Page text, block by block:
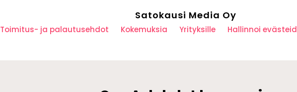
Satokausi Media Oy
Toimitus- ja palautusehdot Kokemuksia Yrityksille Hallinnoi